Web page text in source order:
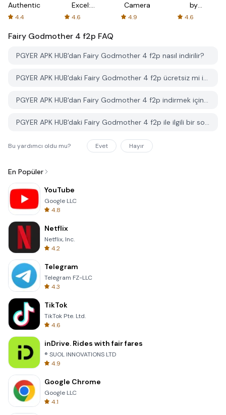
Authenticator
4.4
Excel:
Spreadsheets
4.6
Camera
4.9
by
AFTVnews
4.6
Fairy Godmother 4 f2p FAQ
PGYER APK HUB'dan Fairy Godmother 4 f2p nasıl indirilir?
PGYER APK HUB'daki Fairy Godmother 4 f2p ücretsiz mi indirilebilir?
PGYER APK HUB'dan Fairy Godmother 4 f2p indirmek için bir hesaba ihtiyacım var mı?
PGYER APK HUB'daki Fairy Godmother 4 f2p ile ilgili bir sorunu nasıl bildirebilirim?
Bu yardımcı oldu mu? Evet Hayır
En Popüler
YouTube
Google LLC
4.8
Netflix
Netflix, Inc.
4.2
Telegram
Telegram FZ-LLC
4.3
TikTok
TikTok Pte. Ltd.
4.6
inDrive. Rides with fair fares
® SUOL INNOVATIONS LTD
4.9
Google Chrome
Google LLC
4.1